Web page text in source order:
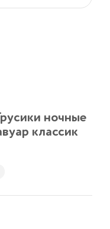
ночные
классик